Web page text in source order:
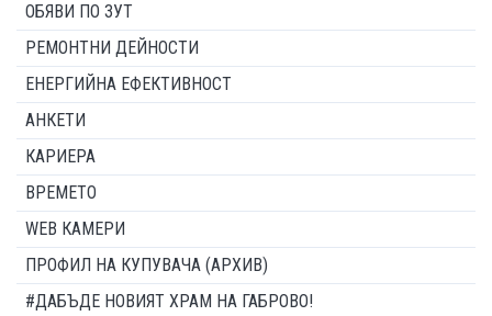
ОБЯВИ ПО ЗУТ
РЕМОНТНИ ДЕЙНОСТИ
ЕНЕРГИЙНА ЕФЕКТИВНОСТ
АНКЕТИ
КАРИЕРА
ВРЕМЕТО
WEB КАМЕРИ
ПРОФИЛ НА КУПУВАЧА (АРХИВ)
#ДАБЪДЕ НОВИЯТ ХРАМ НА ГАБРОВО!